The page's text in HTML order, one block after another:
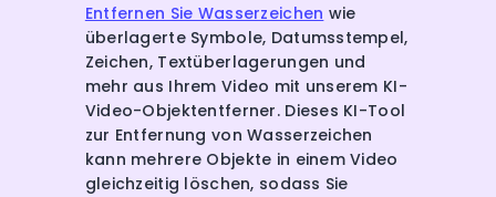
Entfernen Sie Wasserzeichen wie
überlagerte Symbole, Datumsstempel,
Zeichen, Textüberlagerungen und
mehr aus Ihrem Video mit unserem KI-
Video-Objektentferner. Dieses KI-Tool
zur Entfernung von Wasserzeichen
kann mehrere Objekte in einem Video
gleichzeitig löschen, sodass Sie